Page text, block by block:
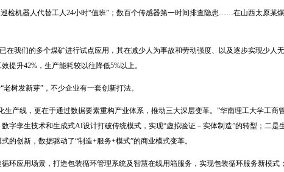
检机器人代替工人24小时“值班”；数百个传感器第一时间排查隐患……在山西太原某
在我们的多个煤矿进行试点应用，其在减少人为事故和劳动强度、以及逐步实现少人
提升42%，生产能耗较以往降低5%以上。
树发新芽”，不少企业有一套创新打法。
生产线，更在于通过数据要素重构产业体系，推动三大深层变革。”华南理工大学工商
字孪生技术和生成式AI设计打破传统模式，实现“虚拟验证－实体制造”的转型；二
的创新，数据驱动了“制造+服务+模式”的商业模式变革。
环应用场景，打造包装循环管理系统及智慧在线用箱服务，实现包装循环服务新模